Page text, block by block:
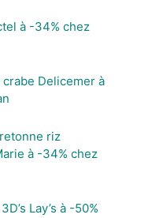
à -34% chez
Delicemer à
riz
à -34% chez
Lay’s à -50%